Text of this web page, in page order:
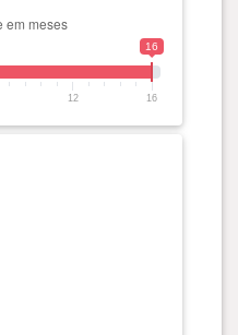
16
12 16